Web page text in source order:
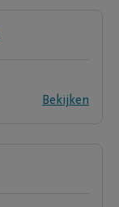
Bekijken